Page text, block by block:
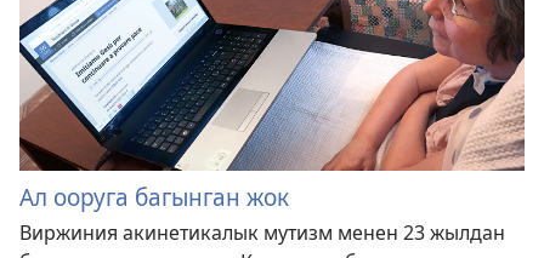
Ал ооруга багынган жок
Виржиния акинетикалык мутизм менен 23 жылдан